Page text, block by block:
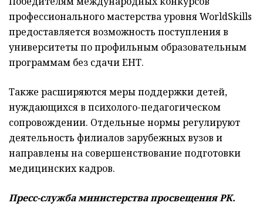
профессионального мастерства уровня WorldSkills
предоставляется возможность поступления в
университеты по профильным образовательным
программам без сдачи ЕНТ.
Также расширяются меры поддержки детей,
нуждающихся в психолого-педагогическом
сопровождении. Отдельные нормы регулируют
деятельность филиалов зарубежных вузов и
направлены на совершенствование подготовки
медицинских кадров.
Пресс-служба министерства просвещения РК.